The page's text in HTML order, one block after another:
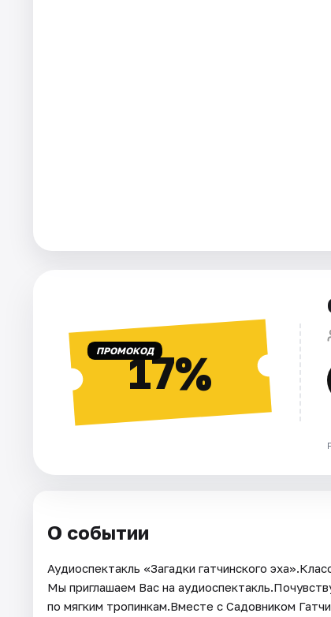
ПРОМОКОД17%
О событии
Аудиоспектакль «Загадки гатчинского
Мы приглашаем Вас на
по мягким тропинкам.Вместе с Садовником